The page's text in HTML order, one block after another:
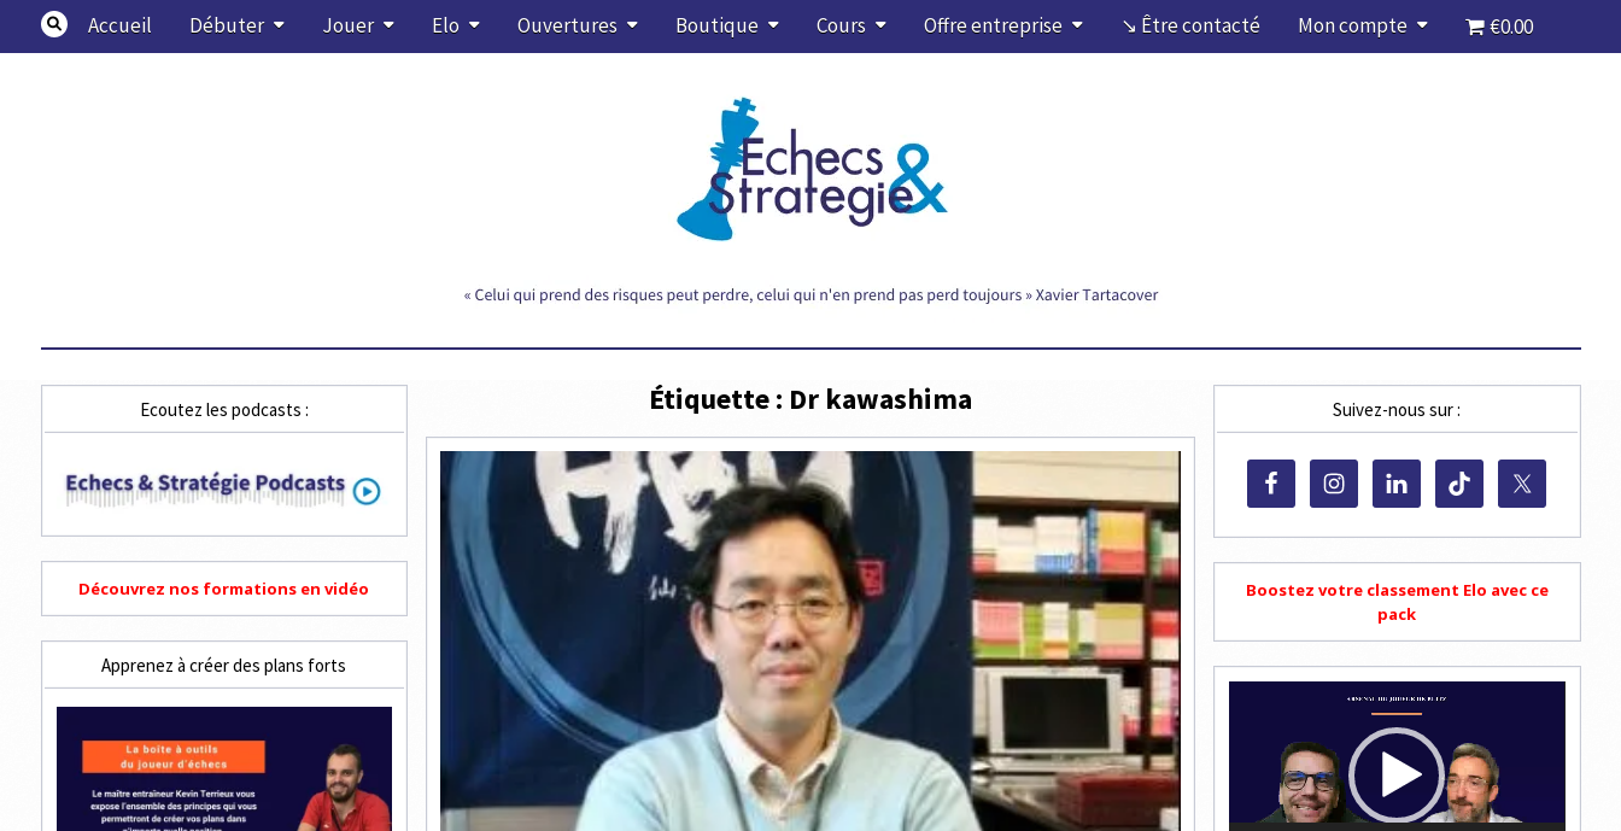
content
Accueil Débuter Jouer Elo Ouvertures Boutique Cours Offre entreprise ↘ Être contacté Mon compte €0.00
Étiquette : Dr kawashima
Ecoutez les podcasts :
Découvrez nos formations en vidéo
Apprenez à créer des plans forts
Suivez-nous sur :
Boostez votre classement Elo avec ce
pack